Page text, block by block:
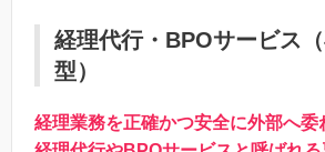
経理代行・BPOサービス
型）
経理業務を正確かつ安全に外部へ委